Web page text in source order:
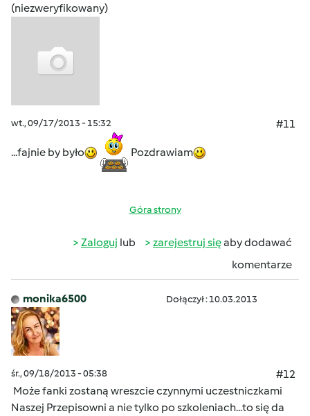
(niezweryfikowany)
wt., 09/17/2013 - 15:32 #11
...fajnie by było Pozdrawiam
Góra strony
Zaloguj lub zarejestruj sięaby dodawać
komentarze
monika6500 Dołączył : 10.03.2013
śr., 09/18/2013 - 05:38
#12
Może fanki zostaną wreszcie czynnymi uczestniczkami
Naszej Przepisowni a nie tylko po szkoleniach...to się da